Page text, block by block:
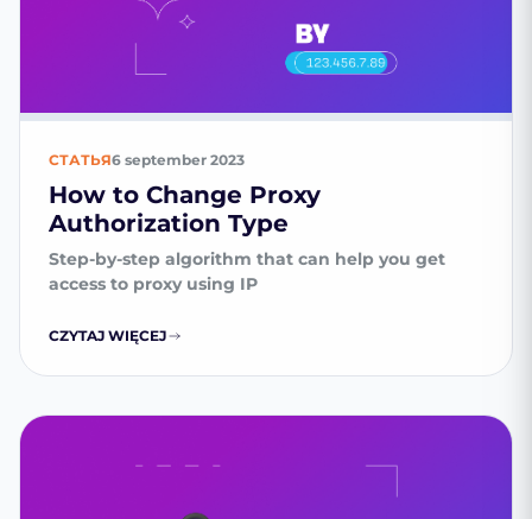
СТАТЬЯ6 september 2023
How to Change Proxy
Authorization Type
Step-by-step algorithm that can help you get
access to proxy using IP
CZYTAJ WIĘCEJ